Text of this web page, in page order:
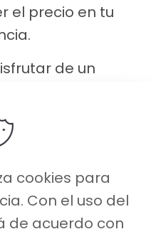
el precio en tu
de un
viajar a
de un
playa, es una
te podés
cookies para
Con el uso del
de acuerdo con